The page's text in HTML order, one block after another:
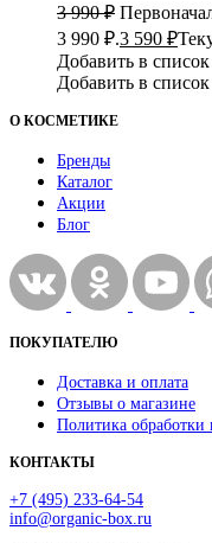
3 990₽
3 990 ₽.3 590 ₽
Добавить в
Добавить в
О КОСМЕТИКЕ
Бренды
Каталог
Акции
Блог
ПОКУПАТЕЛЮ
Доставка и оплата
Отзывы о магазине
Политика
КОНТАКТЫ
+7 (495) 233-64-54
info@organic-box.ru